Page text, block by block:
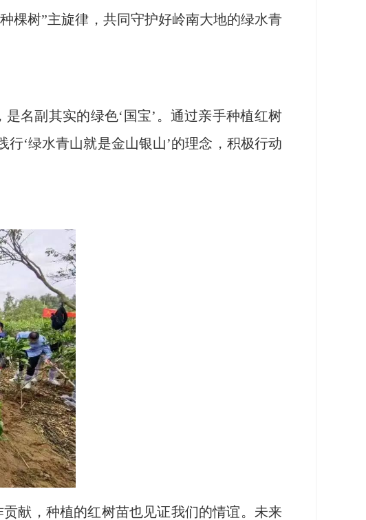
棵树”主旋律，共同守护好岭南大地的绿水青
名副其实的绿色‘国宝’。通过亲手种植红树
‘绿水青山就是金山银山’的理念，积极行动
献，种植的红树苗也见证我们的情谊。未来